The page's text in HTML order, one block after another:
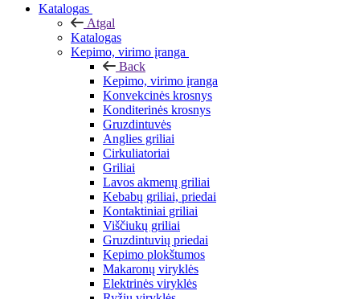
Katalogas
Atgal
Katalogas
Kepimo, virimo įranga
Back
Kepimo, virimo įranga
Konvekcinės krosnys
Konditerinės krosnys
Gruzdintuvės
Anglies griliai
Cirkuliatoriai
Griliai
Lavos akmenų griliai
Kebabų griliai, priedai
Kontaktiniai griliai
Viščiukų griliai
Gruzdintuvių priedai
Kepimo plokštumos
Makaronų viryklės
Elektrinės viryklės